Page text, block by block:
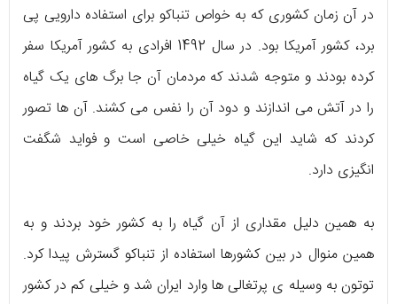
در آن زمان کشوری که به خواص تنباکو برای استفاده دارویی پی
برد، کشور آمریکا بود. در سال 1492 افرادی به کشور آمریکا سفر
کرده بودند و متوجه شدند که مردمان آن جا برگ های یک گیاه
را در آتش می اندازند و دود آن را نفس می کشند. آن ها تصور
کردند که شاید این گیاه خیلی خاصی است و فواید شگفت
انگیزی دارد.
به همین دلیل مقداری از آن گیاه را به کشور خود بردند و به
همین منوال در بین کشورها استفاده از تنباکو گسترش پیدا کرد.
توتون به وسیله ی پرتغالی ها وارد ایران شد و خیلی کم در کشور